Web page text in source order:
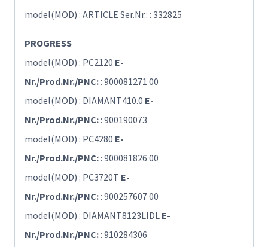
model(MOD) : ARTICLE Ser.Nr.: : 332825
PROGRESS
model(MOD) : PC2120 E-
Nr./Prod.Nr./PNC:: 900081271 00
model(MOD) : DIAMANT410.0 E-
Nr./Prod.Nr./PNC:: 900190073
model(MOD) : PC4280 E-
Nr./Prod.Nr./PNC:: 900081826 00
model(MOD) : PC3720T E-
Nr./Prod.Nr./PNC:: 900257607 00
model(MOD) : DIAMANT8123LIDL E-
Nr./Prod.Nr./PNC:: 910284306